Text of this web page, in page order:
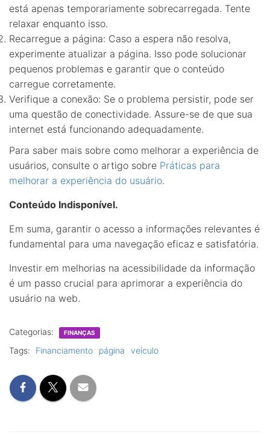
está apenas temporariamente sobrecarregada. Tente
relaxar enquanto isso.
Recarregue a página: Caso a espera não resolva,
experimente atualizar a página. Isso pode solucionar
pequenos problemas e garantir que o conteúdo
carregue corretamente.
Verifique a conexão: Se o problema persistir, pode ser
uma questão de conectividade. Assure-se de que sua
internet está funcionando adequadamente.
Para saber mais sobre como melhorar a experiência de
usuários, consulte o artigo sobre Práticas para
melhorar a experiência do usuário.
Conteúdo Indisponível.
Em suma, garantir o acesso a informações relevantes é
fundamental para uma navegação eficaz e satisfatória.
Investir em melhorias na acessibilidade da informação
é um passo crucial para aprimorar a experiência do
usuário na web.
Categorias: FINANÇAS
Tags: Financiamento página veículo